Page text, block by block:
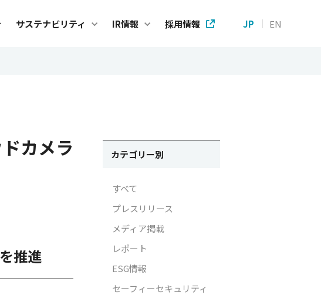
サステナビリティ
サステナビリティ基本方針
データガバナンスに関する取り組み
カメラ画像の取り扱いについて
IR情報
財務ハイライト
個人投資家の皆様へ
株式情報
採用情報 JP EN
カメラ
推進
カテゴリー別
すべて
プレスリリース
メディア掲載
レポート
ESG情報
セーフィーセキュリティ